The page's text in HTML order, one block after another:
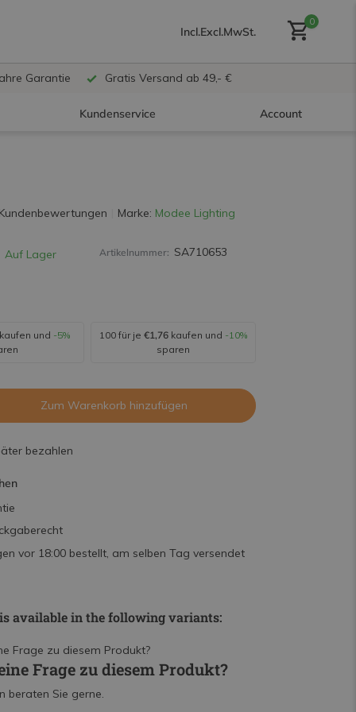
Incl.Excl.MwSt.
0
Garantie Gratis Versand ab 49,- €
Kundenservice Account
Benutzerkonto
Marke: Modee Lighting
Auf Lager Artikelnummer: SA710653
und -5%
100 für je €1,76kaufen und -10%
sparen
Zum Warenkorb hinzufügen
bezahlen
vor 18:00 bestellt, am selben Tag versendet
available in the following variants:
Frage zu diesem Produkt?
beraten Sie gerne.